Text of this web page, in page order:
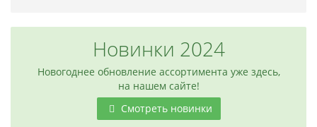
Новинки 2024
Новогоднее обновление ассортимента уже здесь,
на нашем сайте!
Смотреть новинки